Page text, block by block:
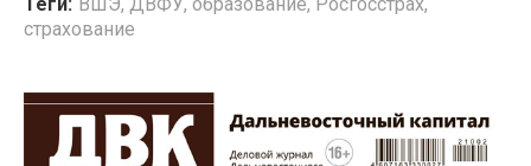
страхование